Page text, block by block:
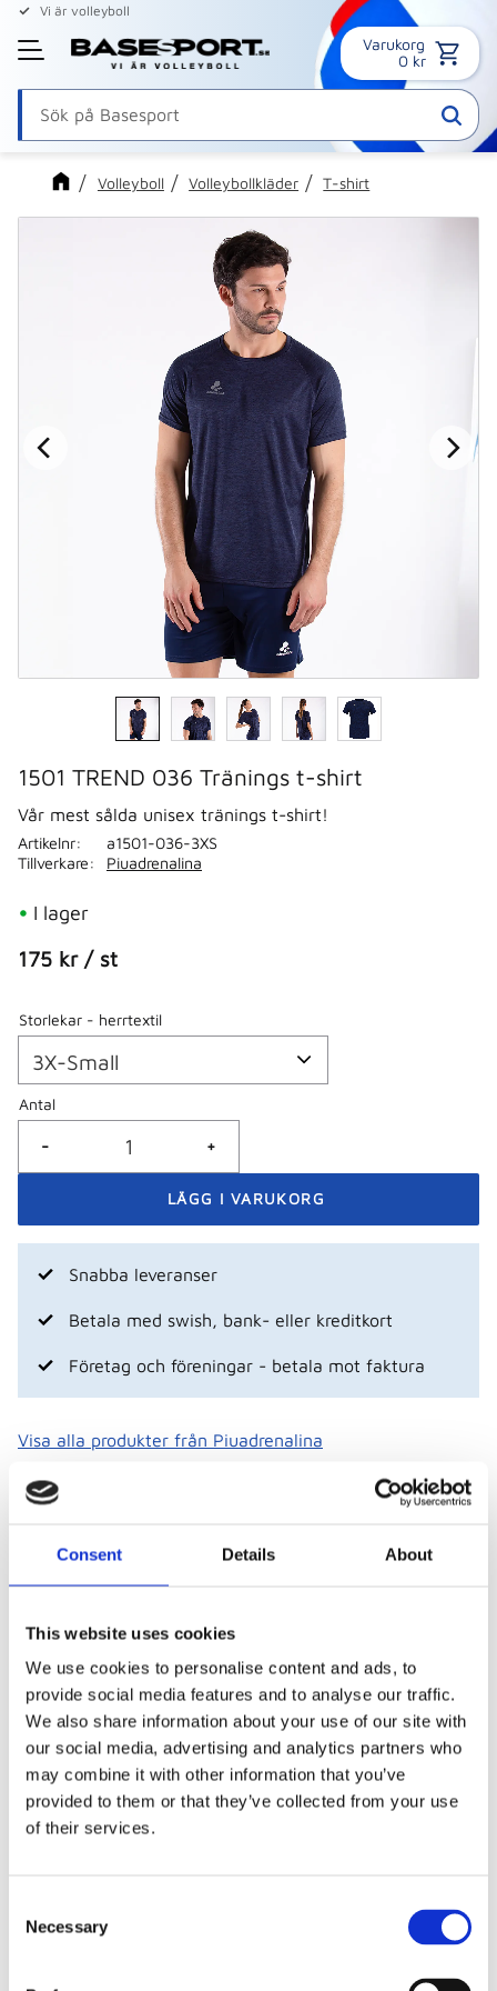
Consent Details About
This website uses cookies
We use cookies to personalise content and ads, to
provide social media features and to analyse our traffic.
We also share information about your use of our site with
our social media, advertising and analytics partners who
may combine it with other information that you’ve
provided to them or that they’ve collected from your use
of their services.
Necessary
Meny
Vi är volleyboll
Varukorg
0 kr
Volleyboll Volleybollkläder T-shirt
1501 TREND 036 Tränings t-shirt
Vår mest sålda unisex tränings t-shirt!
175 kr / st
Storlekar - herrtextil
Antal
+
-
I lager
Artikelnr
a1501-036-3XS
Tillverkare
Piuadrenalina
Visa alla produkter från Piuadrenalina
Snabba leveranser
Betala med swish, bank- eller kreditkort
Företag och föreningar - betala mot faktura
Här har vi en fanstastiskt skön, snygg och mycket
stycken härliga färger i 10 stycken olika storlekar!
Passformen är inte tajt men heller inte pösig, classic
fit kanske man kan säga! Observera att det är
unisex . Materialet är 100% polyester och färgerna
är melarade.
En favorit t-shirt här på Base!
Storlekstabell